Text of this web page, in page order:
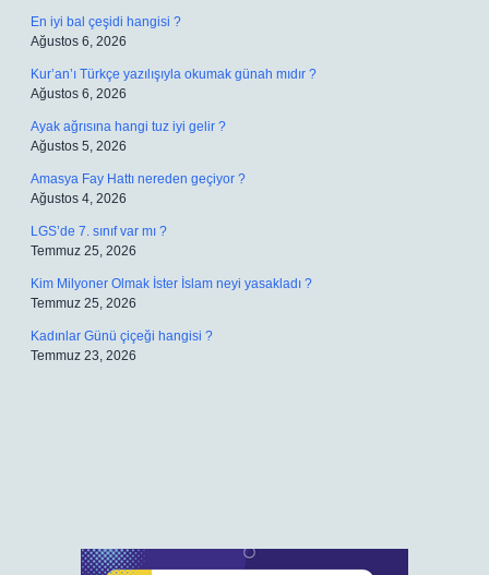
En iyi bal çeşidi hangisi ?
Ağustos 6, 2026
Kur’an’ı Türkçe yazılışıyla okumak günah mıdır ?
Ağustos 6, 2026
Ayak ağrısına hangi tuz iyi gelir ?
Ağustos 5, 2026
Amasya Fay Hattı nereden geçiyor ?
Ağustos 4, 2026
LGS’de 7. sınıf var mı ?
Temmuz 25, 2026
Kim Milyoner Olmak İster İslam neyi yasakladı ?
Temmuz 25, 2026
Kadınlar Günü çiçeği hangisi ?
Temmuz 23, 2026